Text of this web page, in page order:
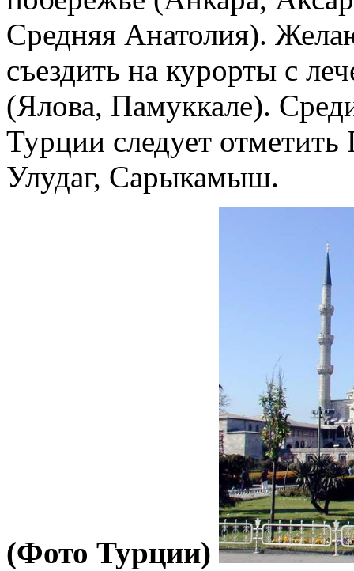
Средняя Анатолия).
съездить на курорты с
(Ялова, Памуккале).
Турции следует
Улудаг, Сарыкамыш.
(Фото Турции)